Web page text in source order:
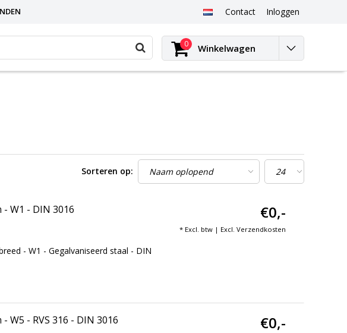
Contact Inloggen
0 Winkelwagen
Sorteren op:
W1 - DIN 3016
- W1 - Gegalvaniseerd staal - DIN
€0,-
* Excl. btw | Excl. Verzendkosten
W5 - RVS 316 - DIN 3016 €0,-